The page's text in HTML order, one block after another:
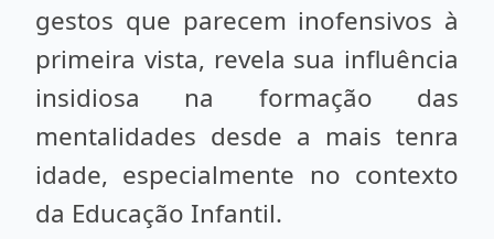
gestos que parecem inofensivos à
primeira vista, revela sua influência
insidiosa na formação das
mentalidades desde a mais tenra
idade, especialmente no contexto
da Educação Infantil.